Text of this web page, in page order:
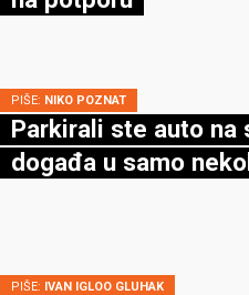
PIŠE: NIKO POZNAT
Parkirali ste auto na
događa u samo
PIŠE: IVAN IGLOO GLUHAK